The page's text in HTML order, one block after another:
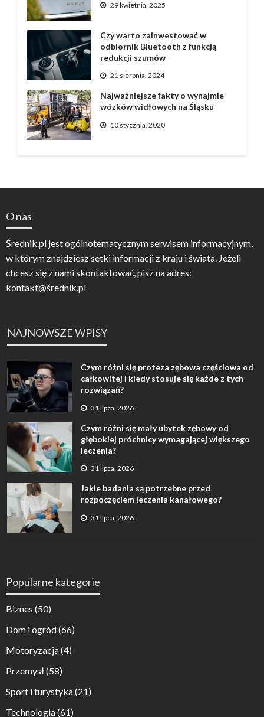
29 kwietnia, 2025
Czy warto zainwestować w
odbiornik Bluetooth z funkcją
redukcji szumów
21 sierpnia, 2024
Najważniejsze fakty o wynajmie
wózków widłowych na Śląsku
10 stycznia, 2020
O nas
Średnik.pl jest ogólnotematycznym serwisem informacyjnym,
w którym znajdziesz setki informacji z kraju i świata. Jeżeli
chcesz się z nami skontaktować, pisz na adres:
kontakt@średnik.pl
NAJNOWSZE WPISY
Czym różni się proteza zębowa częściowa od
całkowitej i kiedy stosuje się każde z tych
rozwiązań?
31 lipca, 2026
Czym różni się mały ubytek zębowy od
głębokiej próchnicy wymagającej większego
leczenia?
31 lipca, 2026
Jakie badania są potrzebne przed
rozpoczęciem leczenia kanałowego?
31 lipca, 2026
Popularne kategorie
Biznes (50)
Dom i ogród(66)
Motoryzacja(4)
Przemysł(58)
Sport i turystyka(21)
Technologia(61)